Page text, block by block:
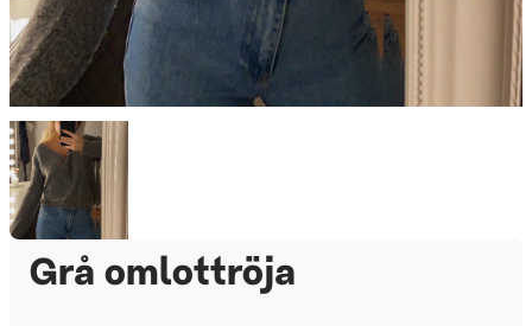
Grå omlottröja